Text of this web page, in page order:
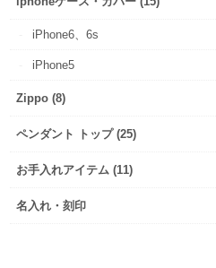
iPhone6、6s
iPhone5
Zippo (8)
ペンダント トップ (25)
お手入れアイテム (11)
名入れ・刻印